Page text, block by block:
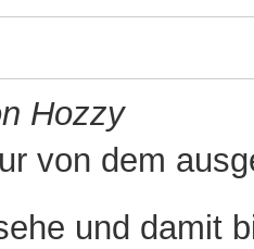
Hozzy
von dem
und damit